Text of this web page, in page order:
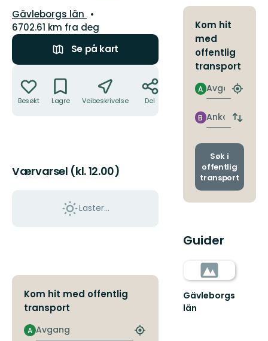
Fylke:
Gävleborgs län
6702.61 km fra deg
Se på kart
Besøkt Lagre Veibeskrivelse Del
Værvarsel (kl. 12.00)
Laster…
Kom hit med offentlig
transport
Avgang
A
Finn
Kom hit
med
offentlig
transport
Avgang
A
Finn
Ankomst
B
Bytt
og
Søk i
offentlig
transport
Guider
Gävleborgs
län